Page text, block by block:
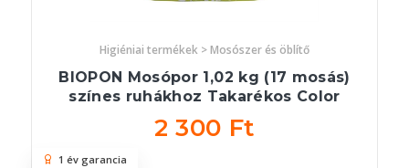
Higiéniai termékek > Mosószer és öblítő
BIOPON Mosópor 1,02 kg (17 mosás)
színes ruhákhoz Takarékos Color
2 300 Ft
1 év garancia